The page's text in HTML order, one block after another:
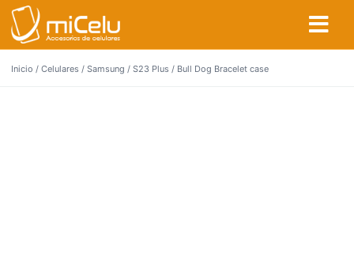
Inicio / Celulares / Samsung / S23 Plus / Bull Dog Bracelet case